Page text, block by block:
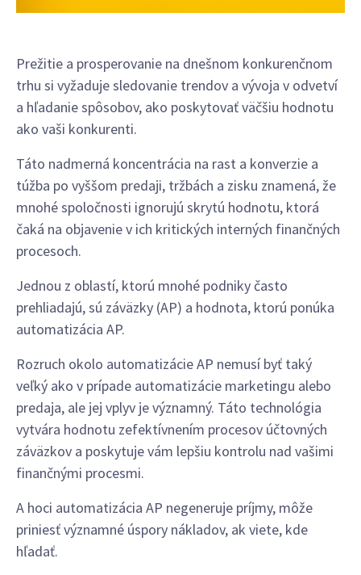
Prežitie a prosperovanie na dnešnom konkurenčnom
trhu si vyžaduje sledovanie trendov a vývoja v odvetví
a hľadanie spôsobov, ako poskytovať väčšiu hodnotu
ako vaši konkurenti.
Táto nadmerná koncentrácia na rast a konverzie a
túžba po vyššom predaji, tržbách a zisku znamená, že
mnohé spoločnosti ignorujú skrytú hodnotu, ktorá
čaká na objavenie v ich kritických interných finančných
procesoch.
Jednou z oblastí, ktorú mnohé podniky často
prehliadajú, sú záväzky (AP) a hodnota, ktorú ponúka
automatizácia AP.
Rozruch okolo automatizácie AP nemusí byť taký
veľký ako v prípade automatizácie marketingu alebo
predaja, ale jej vplyv je významný. Táto technológia
vytvára hodnotu zefektívnením procesov účtovných
záväzkov a poskytuje vám lepšiu kontrolu nad vašimi
finančnými procesmi.
A hoci automatizácia AP negeneruje príjmy, môže
priniesť významné úspory nákladov, ak viete, kde
hľadať.